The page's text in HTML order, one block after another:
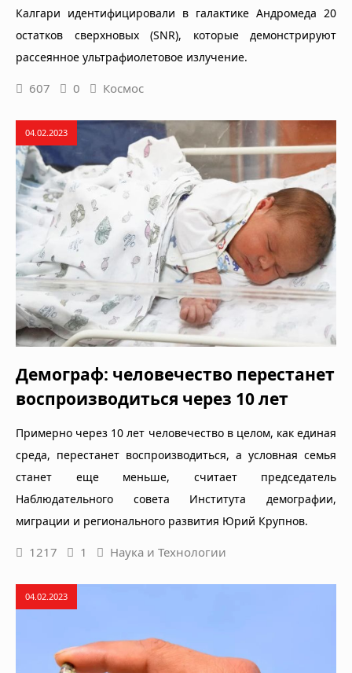
Калгари идентифицировали в галактике Андромеда 20
остатков сверхновых (SNR), которые демонстрируют
рассеянное ультрафиолетовое излучение.
607 0 Космос
04.02.2023
Демограф: человечество перестанет
воспроизводиться через 10 лет
Примерно через 10 лет человечество в целом, как единая
среда, перестанет воспроизводиться, а условная семья
станет еще меньше, считает председатель
Наблюдательного совета Института демографии,
миграции и регионального развития Юрий Крупнов.
1217 1 Наука и Технологии
04.02.2023